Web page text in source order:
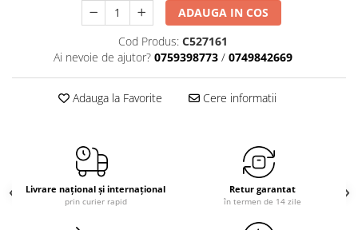
ADAUGA IN COS
Cod Produs: C527161
Ai nevoie de ajutor? 0759398773 / 0749842669
Adauga la Favorite Cere informatii
Livrare național și internațional
prin curier rapid
Retur garantat
în termen de 14 zile